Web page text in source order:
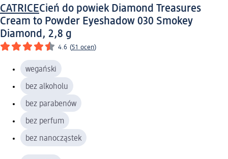
CATRICECień do powiek Diamond Treasures
Cream to Powder Eyeshadow 030 Smokey
Diamond, 2,8 g
4.6 (51 ocen)
wegański
bez alkoholu
bez parabenów
bez perfum
bez nanocząstek